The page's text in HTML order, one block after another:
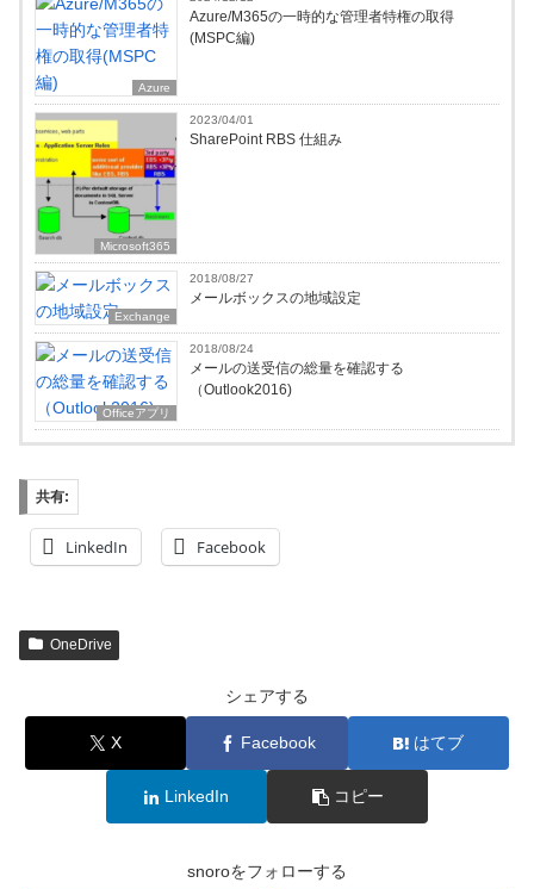
Azure
Azure/M365の一時的な管理者特権の取得
(MSPC編)
Microsoft365
2023/04/01
SharePoint RBS 仕組み
Exchange
2018/08/27
メールボックスの地域設定
Officeアプリ
2018/08/24
メールの送受信の総量を確認する
（Outlook2016)
共有:
LinkedIn Facebook
OneDrive
シェアする
X Facebook はてブ
LinkedIn コピー
snoroをフォローする